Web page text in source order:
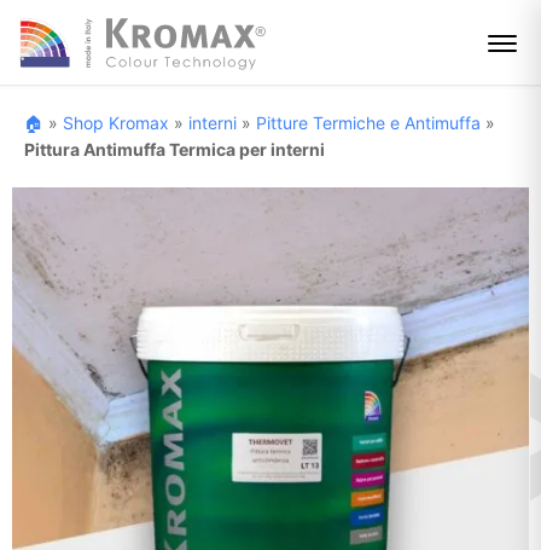
🏠 » Shop Kromax » interni» Pitture Termiche e Antimuffa »
Pittura Antimuffa Termica per interni